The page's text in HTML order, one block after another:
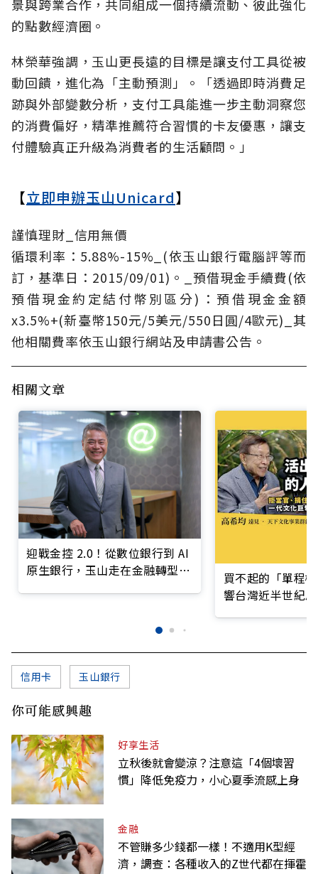
景與跨業合作，共同組成一個持續流動、彼此強化
的點數經濟圈。
林榮華強調，玉山更長遠的目標是讓支付工具從被
動回饋，進化為「主動預測」。「透過即時消費足
跡與外部變數分析，支付工具能進一步主動洞察您
的消費偏好，精準推薦符合習慣的卡友優惠，讓支
付體驗真正升級為消費者的生活顧問。」
【立即申辦玉山Unicard】
謹慎理財_信用無價
循環利率：5.88%-15%_(依玉山銀行電腦評等而
訂，基準日：2015/09/01)。_預借現金手續費(依
預借現金約定結付幣別區分)：預借現金金額
x3.5%+(新臺幣150元/5美元/550日圓/4歐元)_其
他相關費率依玉山銀行網站及申請書公告。
相關文章
迎戰金控 2.0！從數位銀行到 AI
原生銀行，玉山走在金融轉型最
買不起的「單程
響台灣近半世紀
信用卡 玉山銀行
你可能感興趣
好享生活
立秋後就會變涼？注意這「4個壞習
慣」降低免疫力，小心夏季流感上身
金融
不管賺多少錢都一樣！不適用K型經
濟，調查：各種收入的Z世代都在揮霍